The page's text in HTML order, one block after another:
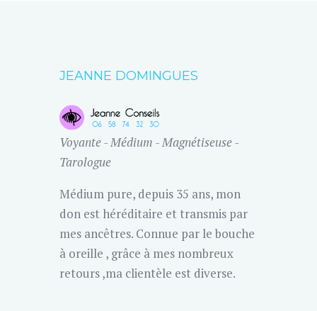
JEANNE DOMINGUES
Voyante - Médium - Magnétiseuse -
Tarologue
Médium pure, depuis 35 ans, mon
don est héréditaire et transmis par
mes ancêtres. Connue par le bouche
à oreille , grâce à mes nombreux
retours ,ma clientèle est diverse.